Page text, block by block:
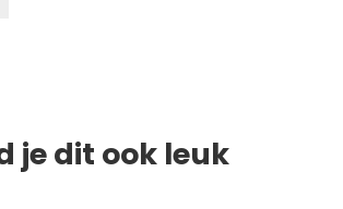
je dit ook leuk